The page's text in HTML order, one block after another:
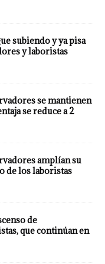
subiendo y ya pisa
y laboristas
se mantienen
se reduce a 2
amplían su
de los laboristas
de
que continúan en